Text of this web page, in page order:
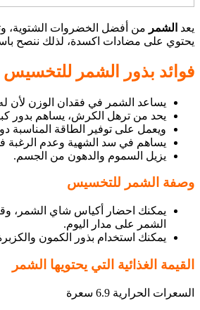
يعد الشمر من أفضل الخضروات الشتوية،
يحتوي على مضادات اكسدة، لذلك ننصح
فوائد بذور الشمر للتخسيس
يساعد الشمر في فقدان الوزن لأن
يحد من ترهل الكرش، يساهم بدور
ويعمل على توفير الطاقة المناسبة
يساهم في سد الشهية وعدم الرغبة
يزيل السموم والدهون من الجسم.
وصفة الشمر للتخسيس
الشمر على مدار اليوم.
يمكنك استخدام بذور الكمون
القيمة الغذائية التي يحتويها الشمر
السعرات الحرارية 6.9 سعرة